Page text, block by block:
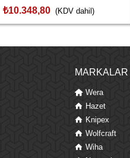
₺10.348,80 (KDV dahil)
MARKALAR
Wera
Hazet
Knipex
Wolfcraft
Wiha